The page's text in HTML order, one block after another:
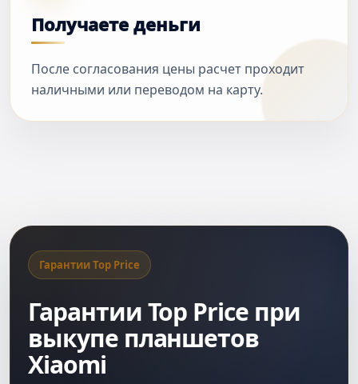
Получаете деньги
После согласования цены расчет проходит
наличными или переводом на карту.
Гарантии Top Price
Гарантии Top Price при
выкупе планшетов
Xiaomi